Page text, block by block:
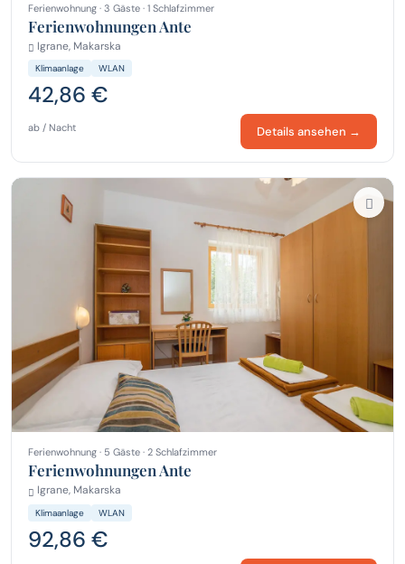
Ferienwohnung · 3 Gäste · 1 Schlafzimmer
Ferienwohnungen Ante
Igrane, Makarska
Klimaanlage WLAN
42,86 €
ab / Nacht Details ansehen →
Ferienwohnung · 5 Gäste · 2 Schlafzimmer
Ferienwohnungen Ante
Igrane, Makarska
Klimaanlage WLAN
92,86 €